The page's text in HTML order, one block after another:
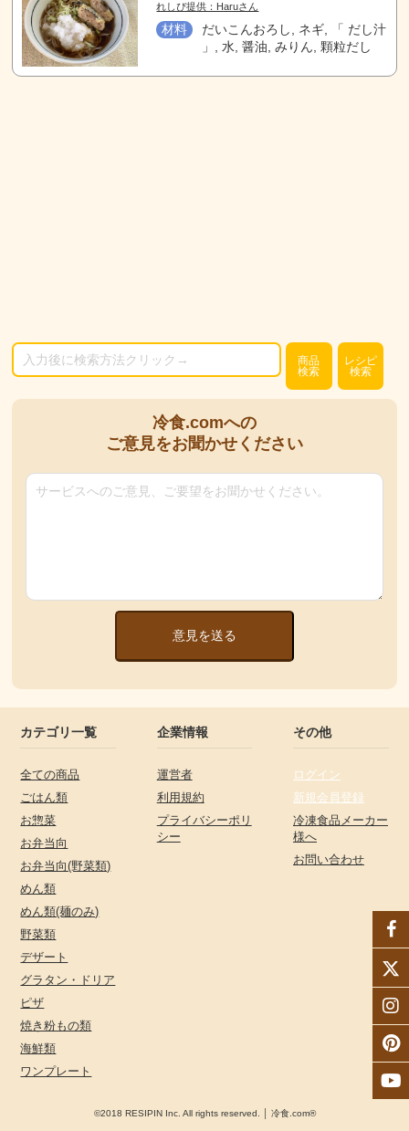
れしぴ提供：Haruさん
材料
だいこんおろし, ネギ, 「 だし汁
」, 水, 醤油, みりん, 顆粒だし
商品
検索
レシピ
検索
冷食.comへの
ご意見をお聞かせください
意見を送る
カテゴリ一覧
全ての商品
ごはん類
お惣菜
お弁当向
お弁当向(野菜類)
めん類
めん類(麺のみ)
野菜類
デザート
グラタン・ドリア
ピザ
焼き粉もの類
海鮮類
ワンプレート
企業情報
運営者
利用規約
プライバシーポリ
シー
その他
ログイン
新規会員登録
冷凍食品メーカー
様へ
お問い合わせ
©2018 RESIPIN Inc. All rights reserved. │ 冷食.com®